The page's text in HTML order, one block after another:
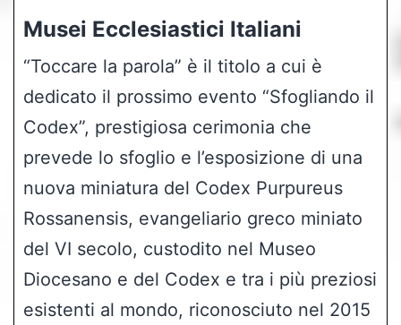
Musei Ecclesiastici Italiani
“Toccare la parola” è il titolo a cui è
dedicato il prossimo evento “Sfogliando il
Codex”, prestigiosa cerimonia che
prevede lo sfoglio e l’esposizione di una
nuova miniatura del Codex Purpureus
Rossanensis, evangeliario greco miniato
del VI secolo, custodito nel Museo
Diocesano e del Codex e tra i più preziosi
esistenti al mondo, riconosciuto nel 2015